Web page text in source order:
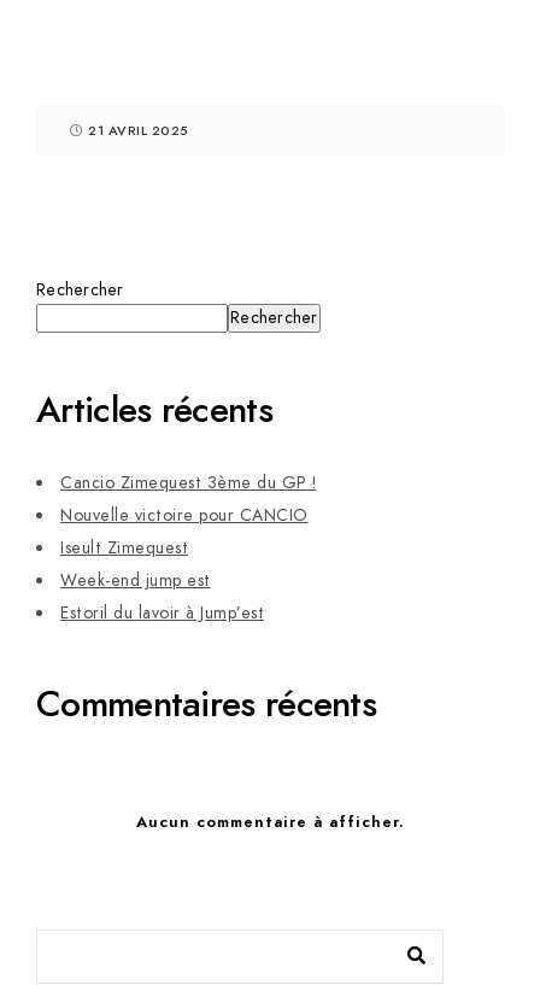
21 AVRIL 2025
Rechercher
Rechercher
Articles récents
Cancio Zimequest 3ème du GP !
Nouvelle victoire pour CANCIO
Iseult Zimequest
Week-end jump est
Estoril du lavoir à Jump’est
Commentaires récents
Aucun commentaire à afficher.